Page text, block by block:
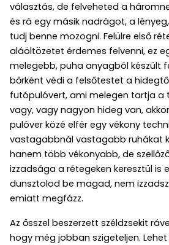
választás, de felveheted a
és rá egy másik nadrágot, a
tudj benne mozogni. Felülre első
aláöltözetet érdemes felvenni, ez
melegebb, puha anyagból készült
bőrként védi a felsőtestet a
futópulóvert, ami melegen tartja a
vagy, vagy nagyon hideg van,
pulóver közé elfér egy vékony
vastagabbnál vastagabb ruhákat
hanem több vékonyabb, de
izzadsága a rétegeken keresztül is
dunsztolod be magad, nem
emiatt megfázz.
Az ősszel beszerzett széldzsekit
hogy még jobban szigeteljen.